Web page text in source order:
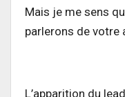
Mais je me sens
parlerons de votre
L’apparition du